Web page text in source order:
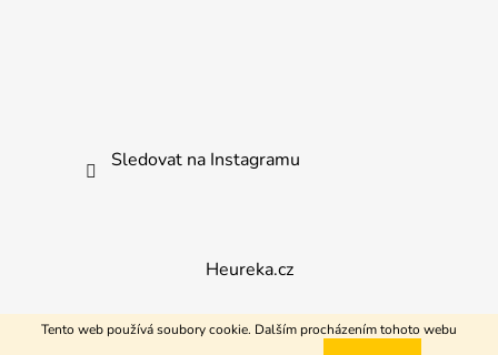
Tento web používá soubory cookie. Dalším procházením tohoto webu
Sledovat na Instagramu
Heureka.cz